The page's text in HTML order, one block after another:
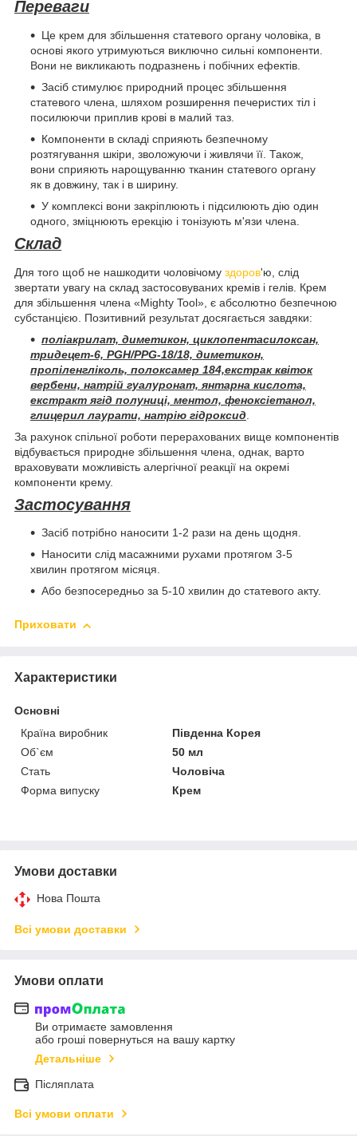
Переваги
Це крем для збільшення статевого органу чоловіка, в
основі якого утримуються виключно сильні компоненти.
Вони не викликають подразнень і побічних ефектів.
Засіб стимулює природний процес збільшення
статевого члена, шляхом розширення печеристих тіл і
посилюючи приплив крові в малий таз.
Компоненти в складі сприяють безпечному
розтягування шкіри, зволожуючи і живлячи її. Також,
вони сприяють нарощуванню тканин статевого органу
як в довжину, так і в ширину.
У комплексі вони закріплюють і підсилюють дію один
одного, зміцнюють ерекцію і тонізують м'язи члена.
Склад
Для того щоб не нашкодити чоловічому здоров'ю, слід
звертати увагу на склад застосовуваних кремів і гелів. Крем
для збільшення члена «Mighty Tool», є абсолютно безпечною
субстанцією. Позитивний результат досягається завдяки:
поліакрилат, диметикон, циклопентасилоксан,
тридецет-6, PGH/PPG-18/18, диметикон,
пропіленгліколь, полоксамер 184,екстрак квіток
вербени, натрій гуалуронат, янтарна кислота,
екстракт ягід полуниці, ментол, феноксіетанол,
глицерил лаурати, натрію гідроксид
За рахунок спільної роботи перерахованих вище компонентів
відбувається природне збільшення члена, однак, варто
враховувати можливість алергічної реакції на окремі
компоненти крему.
Застосування
Засіб потрібно наносити 1-2 рази на день щодня.
Наносити слід масажними рухами протягом 3-5
хвилин протягом місяця.
Або безпосередньо за 5-10 хвилин до статевого акту.
Приховати
Характеристики
Основні
Країна виробник
Південна Корея
Об`єм
50 мл
Стать
Чоловіча
Форма випуску
Крем
Умови доставки
Нова Пошта
Всі умови доставки
Умови оплати
Ви отримаєте замовлення
або гроші повернуться на вашу картку
Детальніше
Післяплата
Всі умови оплати